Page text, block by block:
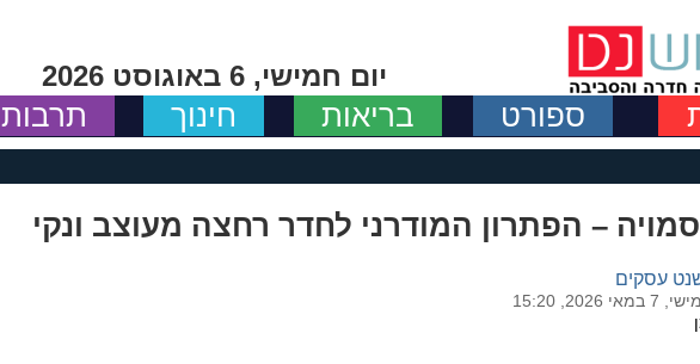
יום חמישי, 6 באוגוסט 2026
ספורט בריאות חינוך תרבות
– הפתרון המודרני לחדר רחצה מעוצב ונקי
עסקים
2026, 15:20